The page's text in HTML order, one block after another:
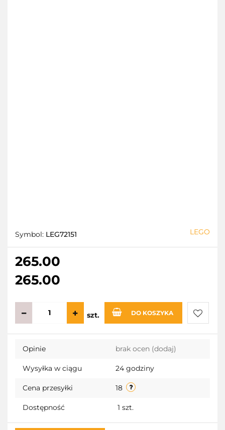
Symbol: LEG72151 LEGO
265.00
265.00
szt. DO KOSZYKA
Do
Opinie brak ocen (dodaj)
Wysyłka w ciągu 24 godziny
Cena przesyłki 18
Dostępność 1 szt.